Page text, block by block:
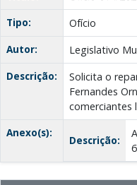
Tipo:
Ofício
Autor:
Legislativo
Descrição:
Solicita o
Fernandes
comerciantes
Anexo(s):
Descrição: